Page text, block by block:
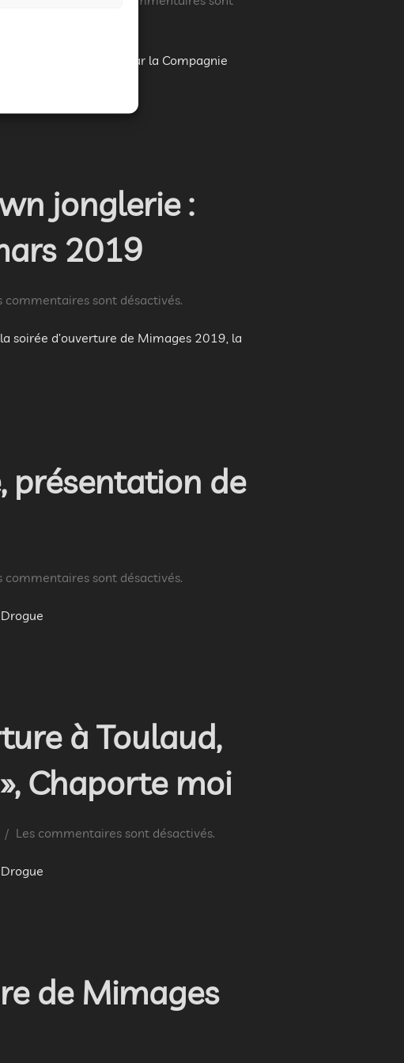
Mime clown Polarité par la Compagnie
jonglerie :
2019
commentaires sont désactivés.
soirée d’ouverture de Mimages 2019, la
présentation de
commentaires sont désactivés.
à Toulaud,
Chaporte moi
Les commentaires sont désactivés.
de Mimages